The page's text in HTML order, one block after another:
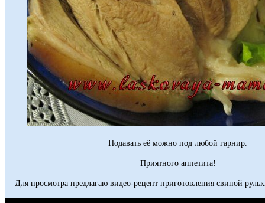
Подавать её можно под любой гарнир.
Приятного аппетита!
Для просмотра предлагаю видео-рецепт приготовления свиной